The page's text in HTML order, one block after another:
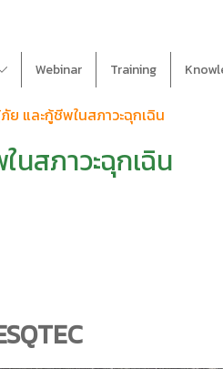
Webinar Training
และกู้ชีพในสภาวะฉุกเฉิน
สภาวะฉุกเฉิน